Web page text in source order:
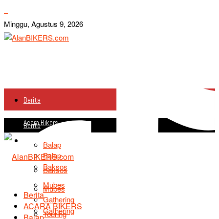
Minggu, Agustus 9, 2026
Berita
Acara Bikers
Balap
Baksos
Mubes
Gathering
Berita
Acara Bikers
Balap
Baksos
Mubes
Gathering
Touring
Berita
ACARA BIKERS